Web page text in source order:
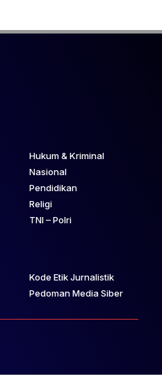
Hukum & Kriminal
Nasional
Pendidikan
Religi
TNI – Polri
Kode Etik Jurnalistik
Pedoman Media Siber